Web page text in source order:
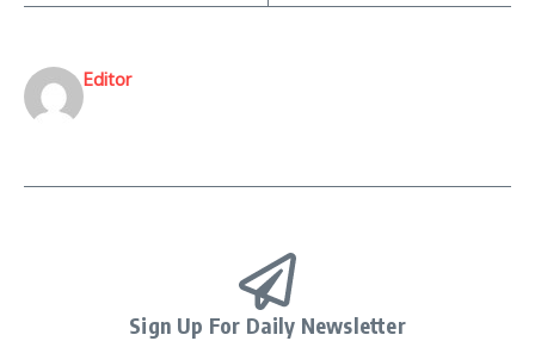
Editor
Sign Up For Daily Newsletter